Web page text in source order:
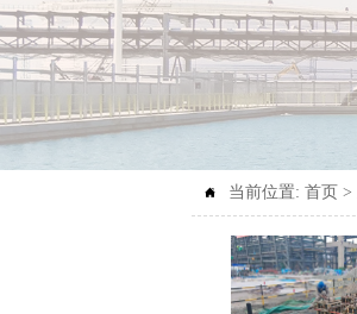
 当前位置:首页 >